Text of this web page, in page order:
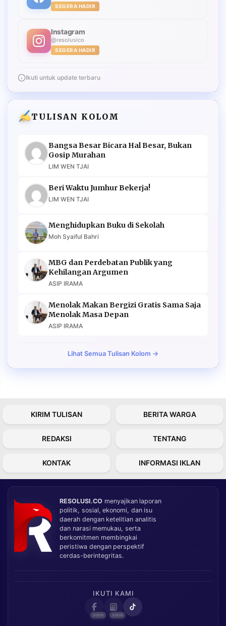
SEGERA HADIR
Instagram
@resolusico
SEGERA HADIR
Ikuti untuk update terbaru
TULISAN KOLOM
Bangsa Besar Bicara Hal Besar, Bukan
Gosip Murahan
LIM WEN TJAI
Beri Waktu Jumhur Bekerja!
LIM WEN TJAI
Menghidupkan Buku di Sekolah
Moh Syaiful Bahri
MBG dan Perdebatan Publik yang
Kehilangan Argumen
ASIP IRAMA
Menolak Makan Bergizi Gratis Sama Saja
Menolak Masa Depan
ASIP IRAMA
Lihat Semua Tulisan Kolom →
KIRIM TULISAN BERITA WARGA
REDAKSI TENTANG
KONTAK INFORMASI IKLAN
RESOLUSI.CO menyajikan laporan
politik, sosial, ekonomi, dan isu
daerah dengan ketelitian analitis
dan narasi memukau, serta
berkomitmen membingkai
peristiwa dengan perspektif
cerdas-berintegritas.
IKUTI KAMI